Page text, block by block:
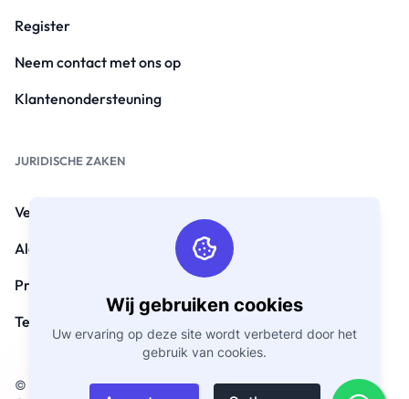
Wij gebruiken cookies
Uw ervaring op deze site wordt verbeterd door het
gebruik van cookies.
Register
Neem contact met ons op
Klantenondersteuning
JURIDISCHE ZAKEN
Veelgestelde vragen
Algemene voorwaarden
Privacybeleid
Terugbetalingsbeleid
© Copyright 2026. Alle rechten voorbehouden door